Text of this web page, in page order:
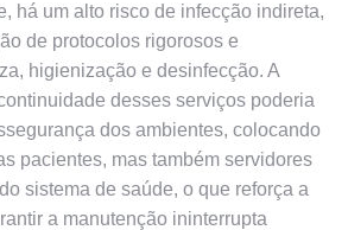
há um alto risco de infecção indireta,
de protocolos rigorosos e
higienização e desinfecção. A
desses serviços poderia
dos ambientes, colocando
pacientes, mas também servidores
sistema de saúde, o que reforça a
a manutenção ininterrupta